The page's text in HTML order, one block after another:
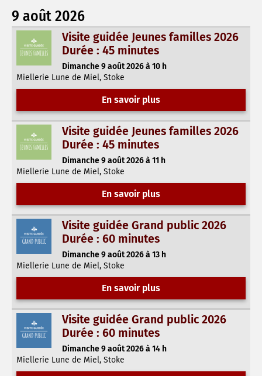
9 août 2026
Visite guidée Jeunes familles 2026
Durée : 45 minutes
Dimanche 9 août 2026 à 10 h
Miellerie Lune de Miel, Stoke
En savoir plus
Visite guidée Jeunes familles 2026
Durée : 45 minutes
Dimanche 9 août 2026 à 11 h
Miellerie Lune de Miel, Stoke
En savoir plus
Visite guidée Grand public 2026
Durée : 60 minutes
Dimanche 9 août 2026 à 13 h
Miellerie Lune de Miel, Stoke
En savoir plus
Visite guidée Grand public 2026
Durée : 60 minutes
Dimanche 9 août 2026 à 14 h
Miellerie Lune de Miel, Stoke